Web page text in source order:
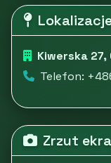
Kiwerska
Telefon:
Zrzut